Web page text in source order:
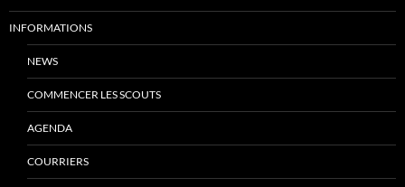
INFORMATIONS
NEWS
COMMENCER LES SCOUTS
AGENDA
COURRIERS